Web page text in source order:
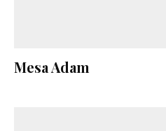
Mesa Adam